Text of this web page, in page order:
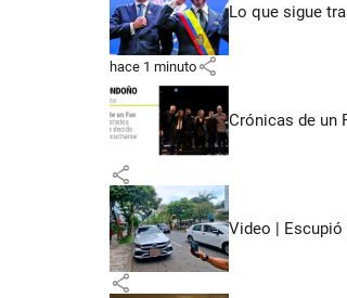
Lo que sigue
hace 1 minuto share
Crónicas de un
share
Video |
share